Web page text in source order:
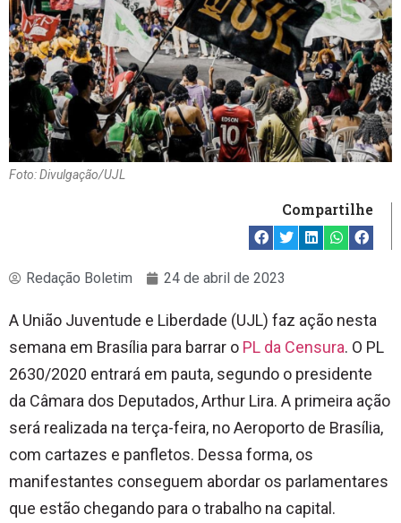
Foto: Divulgação/UJL
Compartilhe
Redação Boletim 24 de abril de 2023
A União Juventude e Liberdade (UJL) faz ação nesta
semana em Brasília para barrar o PL da Censura. O PL
2630/2020 entrará em pauta, segundo o presidente
da Câmara dos Deputados, Arthur Lira. A primeira ação
será realizada na terça-feira, no Aeroporto de Brasília,
com cartazes e panfletos. Dessa forma, os
manifestantes conseguem abordar os parlamentares
que estão chegando para o trabalho na capital.